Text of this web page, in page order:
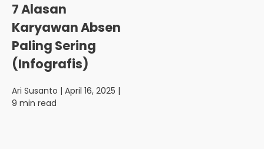
7 Alasan
Karyawan Absen
Paling Sering
(Infografis)
Ari Susanto | April 16, 2025 |
9 min read